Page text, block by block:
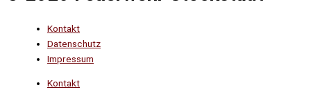
Kontakt
Datenschutz
Impressum
Kontakt